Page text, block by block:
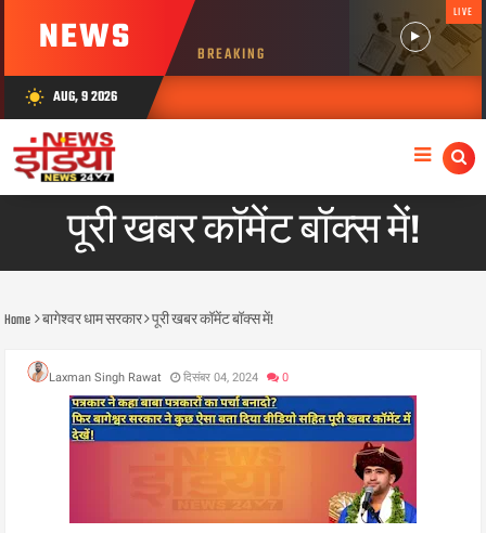
NEWS BREAKING
LIVE
wb_sunny AUG, 9 2026
पूरी खबर कॉमेंट बॉक्स में!
Home बागेश्वर धाम सरकार पूरी खबर कॉमेंट बॉक्स में!
Laxman Singh Rawat दिसंबर 04, 2024 0